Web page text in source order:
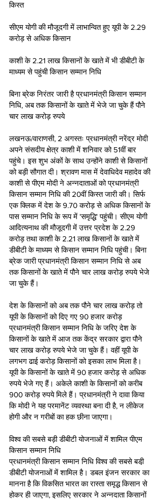
किस्त
सीएम योगी की मौजूदगी में लाभान्वित हुए यूपी के 2.29
करोड़ से अधिक किसान
काशी के 2.21 लाख किसानों के खाते में भी डीबीटी के
माध्यम से पहुंची किसान सम्मान निधि
बिना ब्रेक निरंतर जारी है प्रधानमंत्री किसान सम्मान
निधि, अब तक किसानों के खाते में भेजे जा चुके हैं पौने
चार लाख करोड़ रुपये
लखनऊ/वाराणसी, 2 अगस्तः प्रधानमंत्री नरेंद्र मोदी
अपने संसदीय क्षेत्र काशी में शनिवार को 51वीं बार
पहुंचे। इस शुभ अंकों के साथ उन्होंने काशी से किसानों
को बड़ी सौगात दी। श्रावण मास में देवाधिदेव महादेव की
काशी से पीएम मोदी ने अन्नदाताओं को प्रधानमंत्री
किसान सम्मान निधि की 20वीं किस्त जारी की। सिर्फ
एक क्लिक में देश के 9.70 करोड़ से अधिक किसानों के
पास सम्मान निधि के रूप में 'समृद्धि' पहुंची। सीएम योगी
आदित्यनाथ की मौजूदगी में उत्तर प्रदेश के 2.29
करोड़ तथा काशी के 2.21 लाख किसानों के खाते में
डीबीटी के माध्यम से किसान सम्मान निधि पहुंची। बिना
ब्रेक जारी प्रधानमंत्री किसान सम्मान निधि से अब
तक किसानों के खाते में पौने चार लाख करोड़ रुपये भेजे
जा चुके हैं।
देश के किसानों को अब तक पौने चार लाख करोड़ तो
यूपी के किसानों को दिए गए 90 हजार करोड़
प्रधानमंत्री किसान सम्मान निधि के जरिए देश के
किसानों के खाते में आज तक केंद्र सरकार द्वारा पौने
चार लाख करोड़ रुपये भेजे जा चुके हैं। वहीं यूपी के
लगभग ढाई करोड़ किसानों को इसका लाभ मिला है।
यूपी के किसानों के खाते में 90 हजार करोड़ से अधिक
रुपये भेजे गए हैं। अकेले काशी के किसानों को करीब
900 करोड़ रुपये मिले हैं। प्रधानमंत्री ने दावा किया
कि मोदी ने यह परमानेंट व्यवस्था बना दी है, न लीकेज
होगी और न गरीबों का हक छीना जाएगा।
विश्व की सबसे बड़ी डीबीटी योजनाओं में शामिल पीएम
किसान सम्मान निधि
प्रधानमंत्री किसान सम्मान निधि विश्व की सबसे बडी़
डीबीटी योजनाओं में शामिल है। डबल इंजन सरकार का
मानना है कि विकसित भारत का रास्ता समृद्ध किसान से
होकर ही जाएगा, इसलिए सरकार ने अन्नदाता किसानों